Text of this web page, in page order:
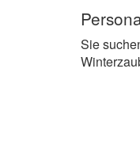
Sie